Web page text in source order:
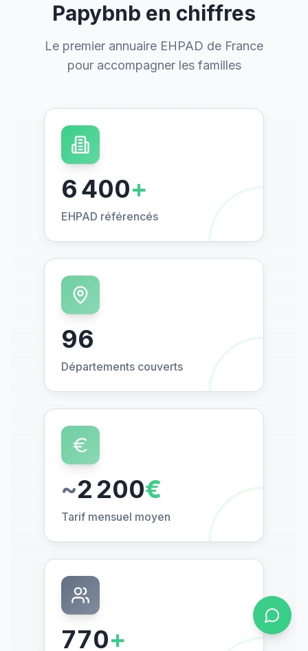
Papybnb en chiffres
Le premier annuaire EHPAD de France
pour accompagner les familles
6 400+
EHPAD référencés
96
Départements couverts
~2 200€
Tarif mensuel moyen
770+